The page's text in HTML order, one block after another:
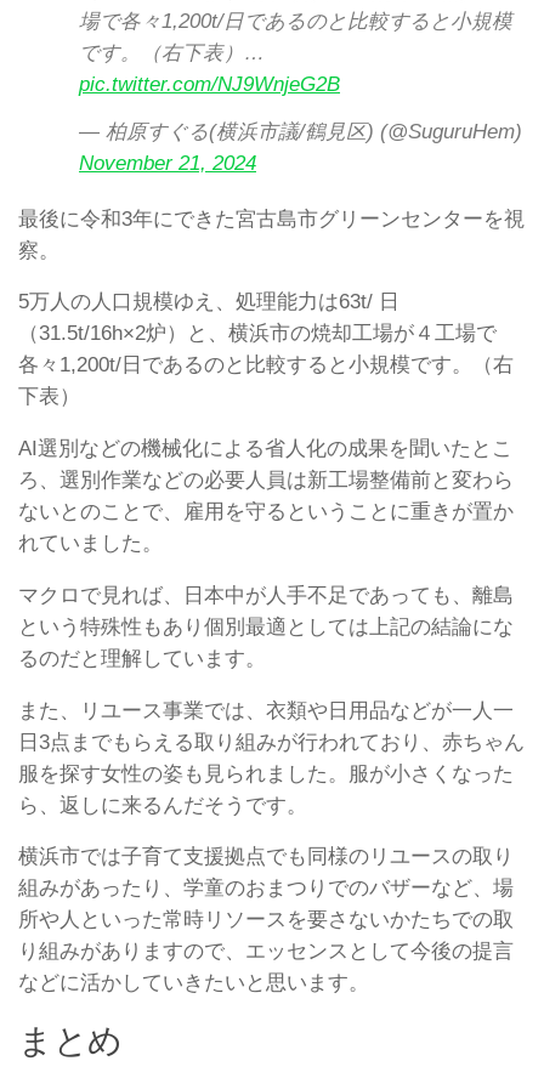
場で各々1,200t/日であるのと比較すると小規模
です。（右下表）…
pic.twitter.com/NJ9WnjeG2B
— 柏原すぐる(横浜市議/鶴見区) (@SuguruHem)
November 21, 2024
最後に令和3年にできた宮古島市グリーンセンターを視
察。
5万人の人口規模ゆえ、処理能力は63t/ 日
（31.5t/16h×2炉）と、横浜市の焼却工場が４工場で
各々1,200t/日であるのと比較すると小規模です。（右
下表）
AI選別などの機械化による省人化の成果を聞いたとこ
ろ、選別作業などの必要人員は新工場整備前と変わら
ないとのことで、雇用を守るということに重きが置か
れていました。
マクロで見れば、日本中が人手不足であっても、離島
という特殊性もあり個別最適としては上記の結論にな
るのだと理解しています。
また、リユース事業では、衣類や日用品などが一人一
日3点までもらえる取り組みが行われており、赤ちゃん
服を探す女性の姿も見られました。服が小さくなった
ら、返しに来るんだそうです。
横浜市では子育て支援拠点でも同様のリユースの取り
組みがあったり、学童のおまつりでのバザーなど、場
所や人といった常時リソースを要さないかたちでの取
り組みがありますので、エッセンスとして今後の提言
などに活かしていきたいと思います。
まとめ